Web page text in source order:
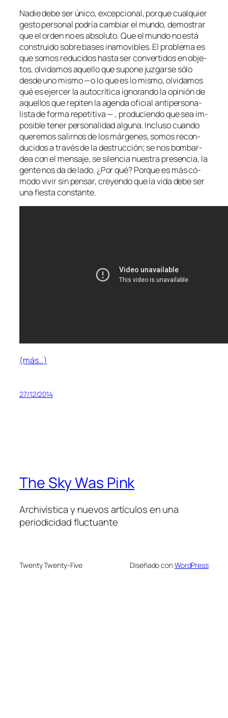
Nadie de­be ser úni­co, ex­cep­cio­nal, por­que cual­quier
ges­to per­so­nal po­dría cam­biar el mun­do, de­mos­trar
que el or­den no es ab­so­lu­to. Que el mun­do no es­tá
cons­trui­do so­bre ba­ses ina­mo­vi­bles. El pro­ble­ma es
que so­mos re­du­ci­dos has­ta ser con­ver­ti­dos en ob­je­
tos, ol­vi­da­mos aque­llo que su­po­ne juz­gar­se só­lo
des­de uno mis­mo —o lo que es lo mis­mo, ol­vi­da­mos
qué es ejer­cer la au­to­crí­ti­ca ig­no­ran­do la opi­nión de
aque­llos que re­pi­ten la agen­da ofi­cial an­ti­per­so­na­
lis­ta de for­ma re­pe­ti­ti­va — , pro­du­cien­do que sea im­
po­si­ble te­ner per­so­na­li­dad al­gu­na. Incluso cuan­do
que­re­mos sa­lir­nos de los már­ge­nes, so­mos re­con­
du­ci­dos a tra­vés de la des­truc­ción; se nos bom­bar­
dea con el men­sa­je, se si­len­cia nues­tra pre­sen­cia, la
gen­te nos da de la­do. ¿Por qué? Porque es más có­
mo­do vi­vir sin pen­sar, cre­yen­do que la vi­da de­be ser
una fies­ta constante.
(más…)
27/12/2014
The Sky Was Pink
Archivística y nuevos artículos en una
periodicidad fluctuante
Twenty Twenty-Five Diseñado conWordPress